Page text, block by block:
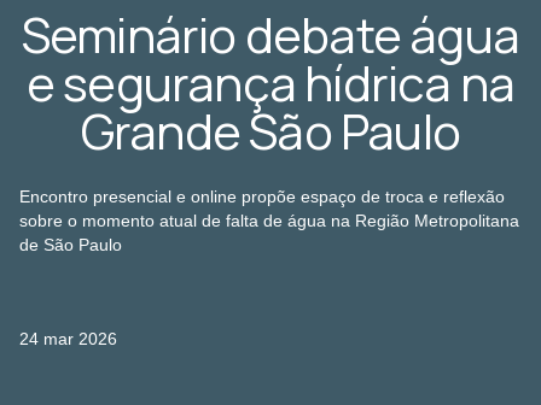
Seminário debate água
e segurança hídrica na
Grande São Paulo
Encontro presencial e online propõe espaço de troca e reflexão
sobre o momento atual de falta de água na Região Metropolitana
de São Paulo
24 mar 2026